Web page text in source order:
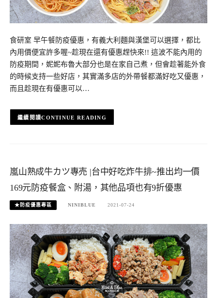
食研室 早午餐防疫優惠，有義大利麵與漢堡可以選擇，都比
內用價便宜許多喔~趁現在還有優惠趕快來!! 這波不能內用的
防疫期間，妮妮布魯大部分也是在家自己煮，但會趁著能外食
的時候支持一些好店，其實滿多店的外帶餐都滿好吃又優惠，
而且趁現在有優惠可以…
CONTINUE READING
嵐山熟成牛カツ專売 |台中好吃炸牛排~推出均一價
169元防疫餐盒、附湯，其他品項也有9折優惠
★防疫優惠專區 NINIBLUE 2021-07-24